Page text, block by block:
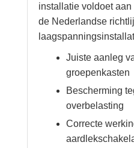
installatie voldoet
de Nederlandse
Juiste aanleg
groepenkasten
Bescherming
overbelasting
Correcte